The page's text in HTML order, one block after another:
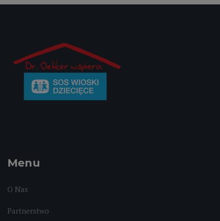
Menu
O Nas
Partnerstwo